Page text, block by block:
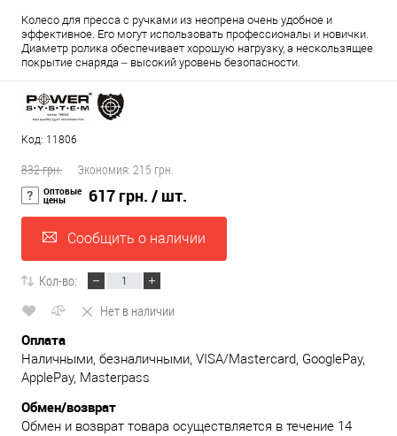
Колесо для пресса с ручками из неопрена очень удобное и
эффективное. Его могут использовать профессионалы и новички.
Диаметр ролика обеспечивает хорошую нагрузку, а нескользящее
покрытие снаряда ‒ высокий уровень безопасности.
Код: 11806
832 грн. Экономия: 215 грн.
Оптовые
цены 617 грн. / шт.
Сообщить о наличии
Кол-во:
Нет в наличии
Оплата
Наличными, безналичными, VISA/Mastercard, GooglePay,
ApplePay, Masterpass
Обмен/возврат
Обмен и возврат товара осуществляется в течение 14